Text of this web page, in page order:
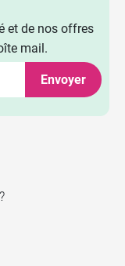
et de nos offres
mail.
Envoyer